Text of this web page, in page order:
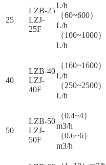
25
LZB-25
LZJ-
25F
L/h
（60~600）
L/h
（100~1000）
L/h
40
LZB-40
LZJ-
40F
（160~1600）
L/h
（250~2500）
L/h
50
LZB-50
LZJ-
50F
（0.4~4）
m3/h
（0.6~6）
m3/h